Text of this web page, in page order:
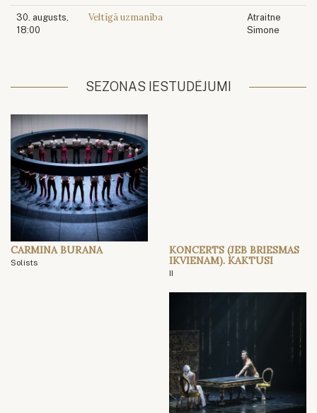
30. augusts,
18:00
Veltīgā uzmanība
Atraitne
Simone
SEZONAS IESTUDĒJUMI
CARMINA BURANA
Solists
KONCERTS (JEB BRIESMAS
IKVIENAM). KAKTUSI
II